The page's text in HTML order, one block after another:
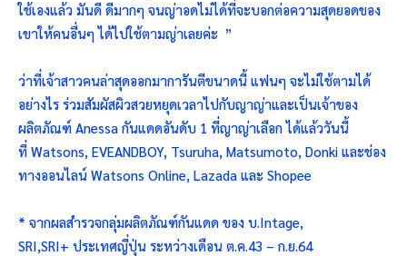
ใช้เองแล้ว มันดี ดีมากๆ จนญ่าอดไม่ได้ที่จะบอกต่อความสุดยอดของ
เขาให้คนอื่นๆ ได้ไปใช้ตามญ่าเลยค่ะ ”
ว่าที่เจ้าสาวคนล่าสุดออกมาการันตีขนาดนี้ แฟนๆ จะไม่ใช้ตามได้
อย่างไร ร่วมสัมผัสผิวสวยหยุดเวลาไปกับญาญ่าและเป็นเจ้าของ
ผลิตภัณฑ์ Anessa กันแดดอันดับ 1 ที่ญาญ่าเลือก ได้แล้ววันนี้
ที่ Watsons, EVEANDBOY, Tsuruha, Matsumoto, Donki และช่อง
ทางออนไลน์ Watsons Online, Lazada และ Shopee
* จากผลสำรวจกลุ่มผลิตภัณฑ์กันแดด ของ บ.Intage,
SRI,SRI+ ประเทศญี่ปุ่น ระหว่างเดือน ต.ค.43 – ก.ย.64